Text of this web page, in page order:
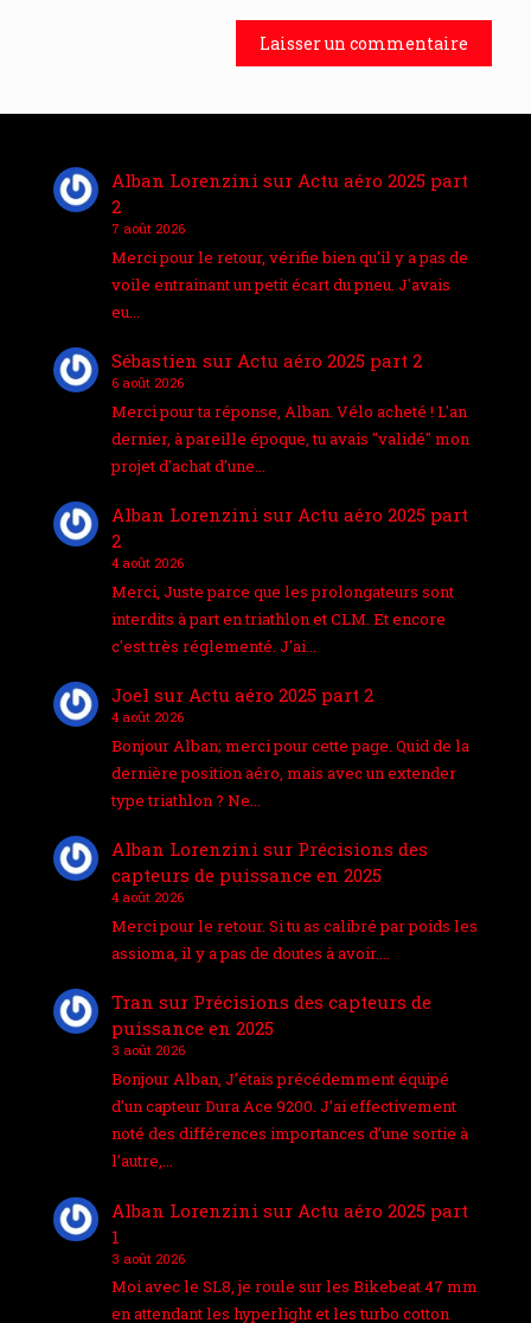
Alban Lorenzini sur Actu aéro 2025 part
2
7 août 2026
Merci pour le retour, vérifie bien qu'il y a pas de
voile entrainant un petit écart du pneu. J'avais
eu…
Sébastien sur Actu aéro 2025 part 2
6 août 2026
Merci pour ta réponse, Alban. Vélo acheté ! L'an
dernier, à pareille époque, tu avais "validé" mon
projet d'achat d'une…
Alban Lorenzini sur Actu aéro 2025 part
2
4 août 2026
Merci, Juste parce que les prolongateurs sont
interdits à part en triathlon et CLM. Et encore
c'est très réglementé. J'ai…
Joel sur Actu aéro 2025 part 2
4 août 2026
Bonjour Alban; merci pour cette page. Quid de la
dernière position aéro, mais avec un extender
type triathlon ? Ne…
Alban Lorenzini sur Précisions des
capteurs de puissance en 2025
4 août 2026
Merci pour le retour. Si tu as calibré par poids les
assioma, il y a pas de doutes à avoir.…
Tran sur Précisions des capteurs de
puissance en 2025
3 août 2026
Bonjour Alban, J’étais précédemment équipé
d’un capteur Dura Ace 9200. J’ai effectivement
noté des différences importances d’une sortie à
l’autre,…
Alban Lorenzini sur Actu aéro 2025 part
1
3 août 2026
Moi avec le SL8, je roule sur les Bikebeat 47 mm
en attendant les hyperlight et les turbo cotton